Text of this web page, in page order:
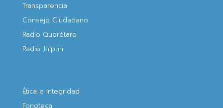
Transparencia
Consejo Ciudadano
Radio Querétaro
Radio Jalpan
Ética e Integridad
Fonoteca